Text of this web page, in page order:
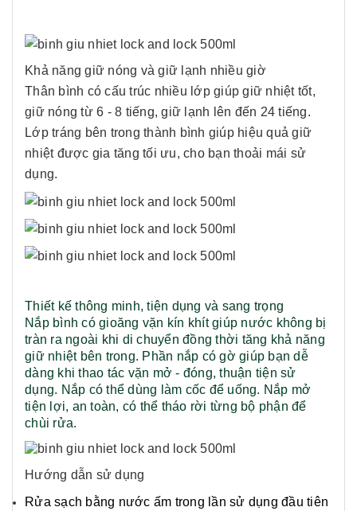
Khả năng giữ nóng và giữ lạnh nhiều giờ
Thân bình có cấu trúc nhiều lớp giúp giữ nhiệt tốt,
giữ nóng từ 6 - 8 tiếng, giữ lạnh lên đến 24 tiếng.
Lớp tráng bên trong thành bình giúp hiệu quả giữ
nhiệt được gia tăng tối ưu, cho bạn thoải mái sử
dụng.
Thiết kế thông minh, tiện dụng và sang trọng
Nắp bình có gioăng vặn kín khít giúp nước không bị
tràn ra ngoài khi di chuyển đồng thời tăng khả năng
giữ nhiệt bên trong. Phần nắp có gờ giúp bạn dễ
dàng khi thao tác vặn mở - đóng, thuận tiện sử
dụng. Nắp có thể dùng làm cốc để uống. Nắp mở
tiện lợi, an toàn, có thể tháo rời từng bộ phận để
chùi rửa.
Hướng dẫn sử dụng
Rửa sạch bằng nước ấm trong lần sử dụng đầu tiên